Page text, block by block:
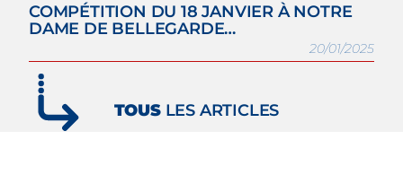
COMPÉTITION DU 18 JANVIER À NOTRE
DAME DE BELLEGARDE…
20/01/2025
TOUSLES ARTICLES